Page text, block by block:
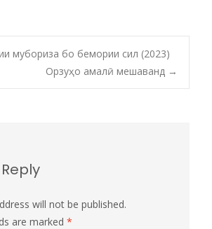
navigation
мубориза бо бемории сил (2023)
Орзуҳо амалӣ мешаванд →
will not be published.
are marked *